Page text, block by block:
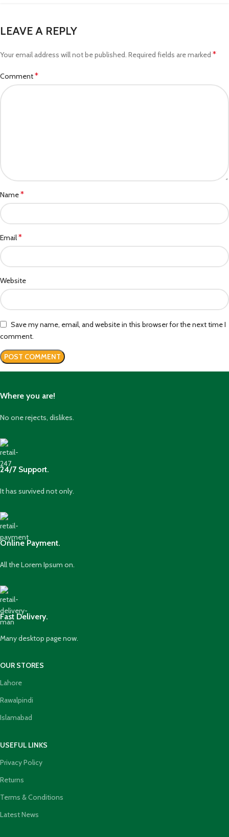
LEAVE A REPLY
Your email address will not be published. Required fields are marked *
Comment*
Name*
Email*
Website
Save my name, email, and website in this browser for the next time I
comment.
Where you are!
No one rejects, dislikes.
24/7 Support.
It has survived not only.
Online Payment.
All the Lorem Ipsum on.
Fast Delivery.
Many desktop page now.
OUR STORES
Lahore
Rawalpindi
Islamabad
USEFUL LINKS
Privacy Policy
Returns
Terms & Conditions
Latest News